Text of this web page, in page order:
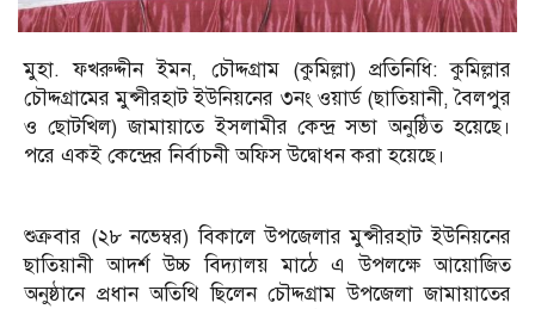
মুহা. ফখরুদ্দীন ইমন, চৌদ্দগ্রাম (কুমিল্লা) প্রতিনিধি: কুমিল্লার
চৌদ্দগ্রামের মুন্সীরহাট ইউনিয়নের ৩নং ওয়ার্ড (ছাতিয়ানী, বৈলপুর
ও ছোটখিল) জামায়াতে ইসলামীর কেন্দ্র সভা অনুষ্ঠিত হয়েছে।
পরে একই কেন্দ্রের নির্বাচনী অফিস উদ্বোধন করা হয়েছে।
শুক্রবার (২৮ নভেম্বর) বিকালে উপজেলার মুন্সীরহাট ইউনিয়নের
ছাতিয়ানী আদর্শ উচ্চ বিদ্যালয় মাঠে এ উপলক্ষে আয়োজিত
অনুষ্ঠানে প্রধান অতিথি ছিলেন চৌদ্দগ্রাম উপজেলা জামায়াতের